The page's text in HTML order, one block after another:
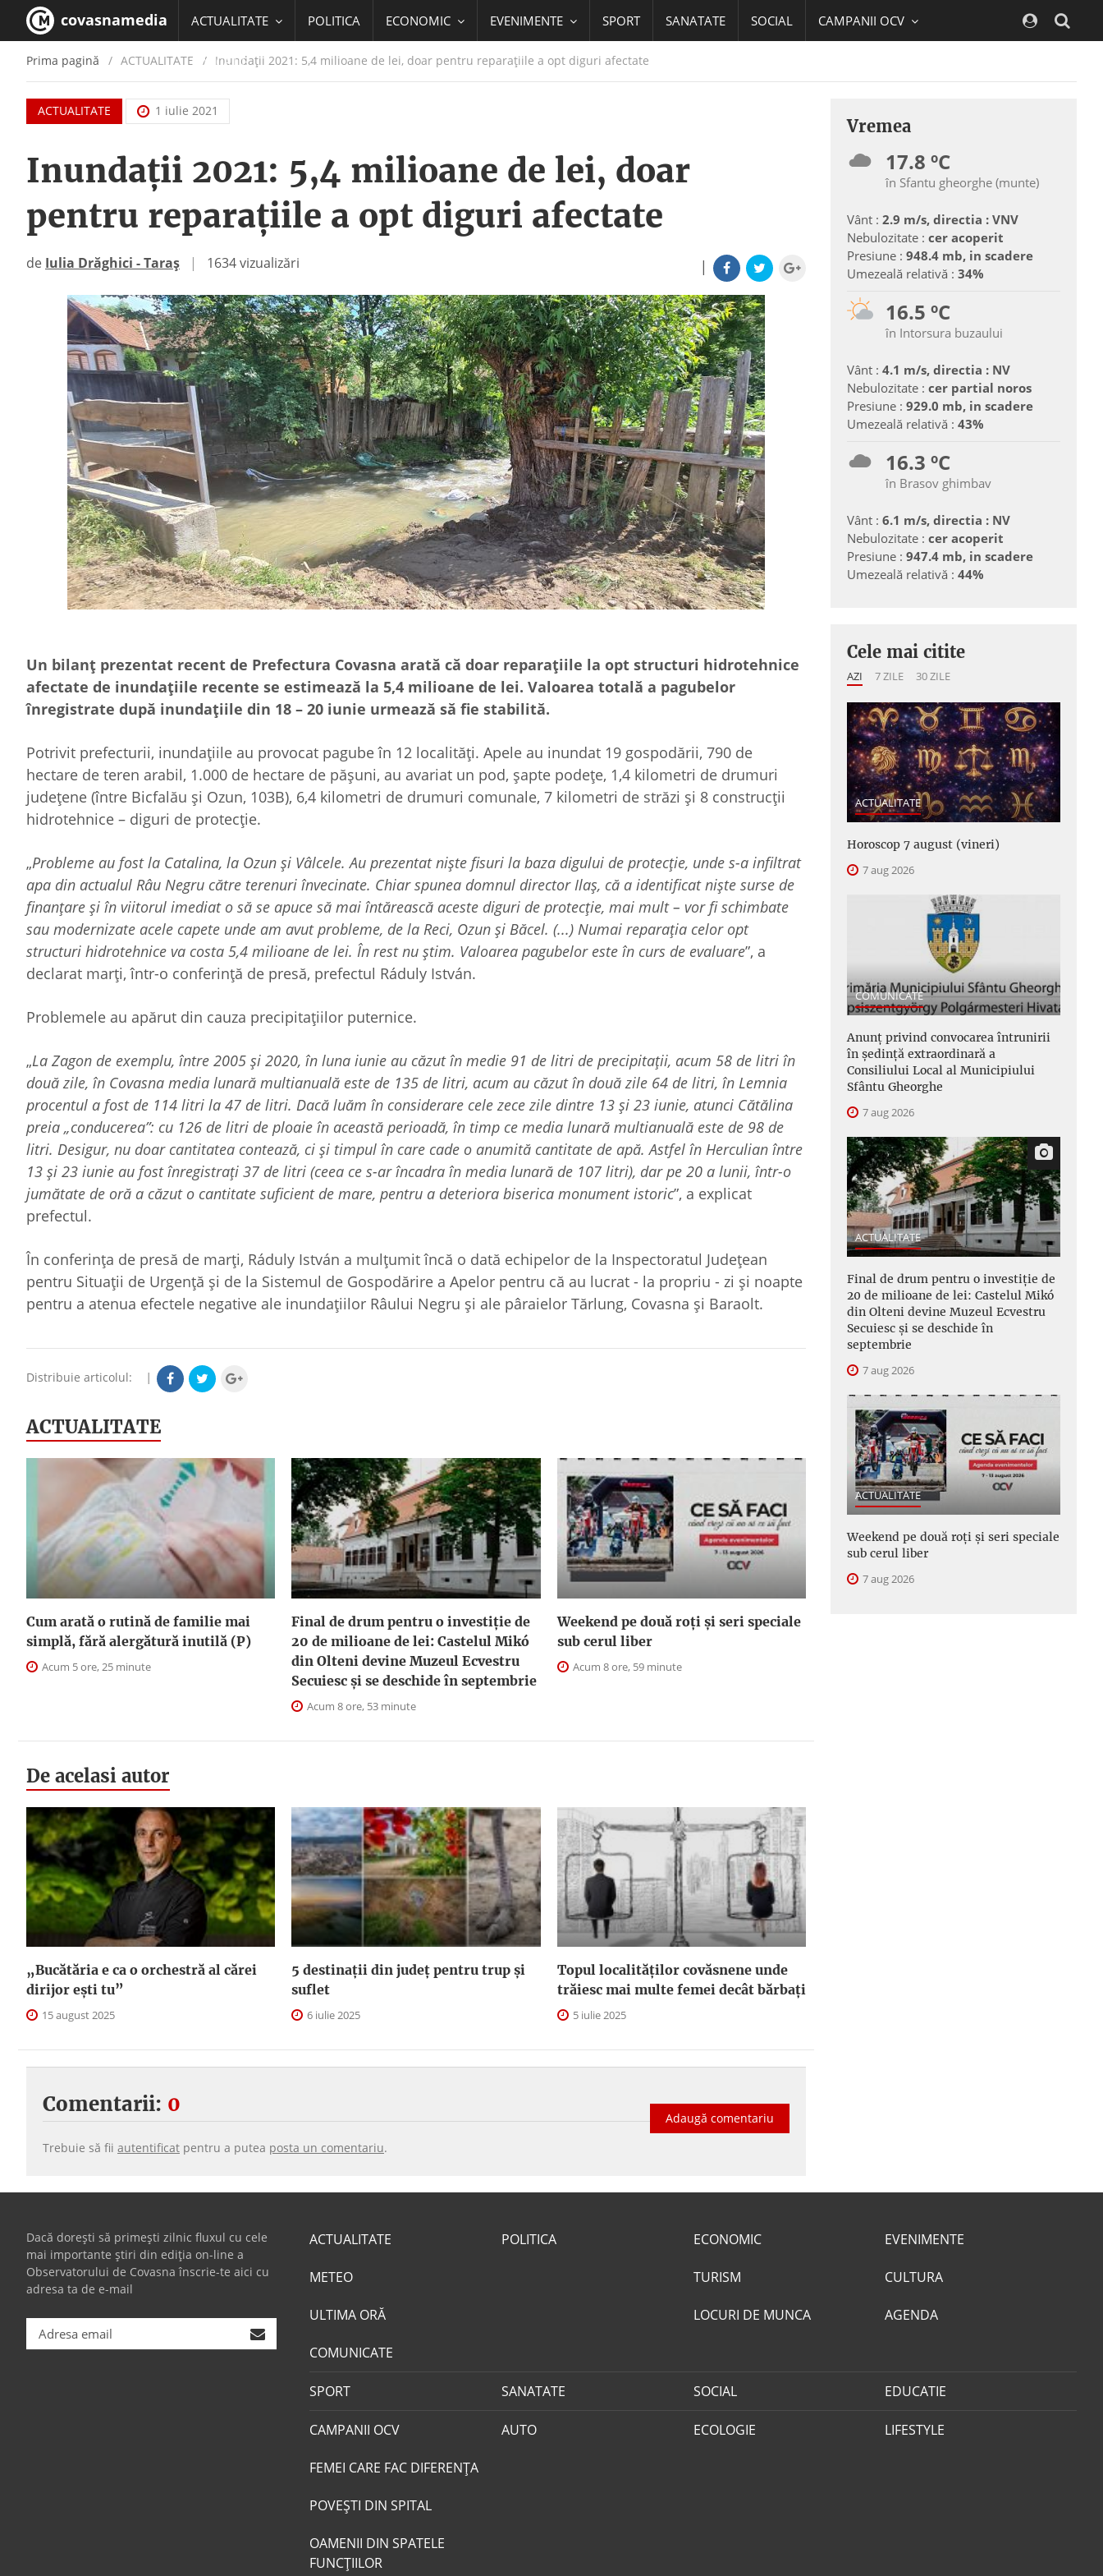
covasnamedia ACTUALITATE POLITICA ECONOMIC EVENIMENTE SPORT SANATATE SOCIAL CAMPANII OCV
EDUCATIE
Prima pagină ACTUALITATE / Inundații 2021: 5,4 milioane de lei, doar pentru reparațiile a opt diguri afectate
ACTUALITATE 1 iulie 2021
Inundații 2021: 5,4 milioane de lei, doar
pentru reparațiile a opt diguri afectate
|
de Iulia Drăghici - Taraș | 1634 vizualizări
Un bilanț prezentat recent de Prefectura Covasna arată că doar reparațiile la opt structuri hidrotehnice
afectate de inundațiile recente se estimează la 5,4 milioane de lei. Valoarea totală a pagubelor
înregistrate după inundațiile din 18 – 20 iunie urmează să fie stabilită.
Potrivit prefecturii, inundațiile au provocat pagube în 12 localități. Apele au inundat 19 gospodării, 790 de
hectare de teren arabil, 1.000 de hectare de pășuni, au avariat un pod, șapte podețe, 1,4 kilometri de drumuri
județene (între Bicfalău și Ozun, 103B), 6,4 kilometri de drumuri comunale, 7 kilometri de străzi și 8 construcții
hidrotehnice – diguri de protecție.
„Probleme au fost la Catalina, la Ozun și Vâlcele. Au prezentat niște fisuri la baza digului de protecție, unde s-a infiltrat
apa din actualul Râu Negru către terenuri învecinate. Chiar spunea domnul director Ilaș, că a identificat niște surse de
finanțare și în viitorul imediat o să se apuce să mai întărească aceste diguri de protecție, mai mult – vor fi schimbate
sau modernizate acele capete unde am avut probleme, de la Reci, Ozun și Băcel. (...) Numai reparația celor opt
structuri hidrotehnice va costa 5,4 milioane de lei. În rest nu știm. Valoarea pagubelor este în curs de evaluare”, a
declarat marți, într-o conferință de presă, prefectul Ráduly István.
Problemele au apărut din cauza precipitațiilor puternice.
„La Zagon de exemplu, între 2005 și 2020, în luna iunie au căzut în medie 91 de litri de precipitații, acum 58 de litri în
două zile, în Covasna media lunară multianuală este de 135 de litri, acum au căzut în două zile 64 de litri, în Lemnia
procentul a fost de 114 litri la 47 de litri. Dacă luăm în considerare cele zece zile dintre 13 și 23 iunie, atunci Cătălina
preia „conducerea”: cu 126 de litri de ploaie în această perioadă, în timp ce media lunară multianuală este de 98 de
litri. Desigur, nu doar cantitatea contează, ci și timpul în care cade o anumită cantitate de apă. Astfel în Herculian între
13 și 23 iunie au fost înregistrați 37 de litri (ceea ce s-ar încadra în media lunară de 107 litri), dar pe 20 a lunii, într-o
jumătate de oră a căzut o cantitate suficient de mare, pentru a deteriora biserica monument istoric”, a explicat
prefectul.
În conferința de presă de marți, Ráduly István a mulțumit încă o dată echipelor de la Inspectoratul Județean
pentru Situații de Urgență și de la Sistemul de Gospodărire a Apelor pentru că au lucrat - la propriu - zi și noapte
pentru a atenua efectele negative ale inundațiilor Râului Negru și ale pâraielor Tărlung, Covasna și Baraolt.
Distribuie articolul: |
ACTUALITATE
Cum arată o rutină de familie mai
simplă, fără alergătură inutilă (P)
Acum 5 ore, 25 minute
Final de drum pentru o investiție de
20 de milioane de lei: Castelul Mikó
din Olteni devine Muzeul Ecvestru
Secuiesc și se deschide în septembrie
Acum 8 ore, 53 minute
Weekend pe două roți și seri speciale
sub cerul liber
Acum 8 ore, 59 minute
De acelasi autor
„Bucătăria e ca o orchestră al cărei
dirijor ești tu”
15 august 2025
5 destinații din județ pentru trup și
suflet
6 iulie 2025
Topul localităților covăsnene unde
trăiesc mai multe femei decât bărbați
5 iulie 2025
Comentarii: 0
Adaugă comentariu
Trebuie să fii autentificat pentru a putea posta un comentariu.
Vremea
17.8 ºC
în Sfantu gheorghe (munte)
Vânt : 2.9 m/s, directia : VNV
Nebulozitate : cer acoperit
Presiune : 948.4 mb, in scadere
Umezeală relativă : 34%
16.5 ºC
în Intorsura buzaului
Vânt : 4.1 m/s, directia : NV
Nebulozitate : cer partial noros
Presiune : 929.0 mb, in scadere
Umezeală relativă : 43%
16.3 ºC
în Brasov ghimbav
Vânt : 6.1 m/s, directia : NV
Nebulozitate : cer acoperit
Presiune : 947.4 mb, in scadere
Umezeală relativă : 44%
Cele mai citite
AZI 7 ZILE 30 ZILE
ACTUALITATE
Horoscop 7 august (vineri)
7 aug 2026
COMUNICATE
Anunţ privind convocarea întrunirii
în şedinţă extraordinară a
Consiliului Local al Municipiului
Sfântu Gheorghe
7 aug 2026
ACTUALITATE
Final de drum pentru o investiție de
20 de milioane de lei: Castelul Mikó
din Olteni devine Muzeul Ecvestru
Secuiesc și se deschide în
septembrie
7 aug 2026
ACTUALITATE
Weekend pe două roți și seri speciale
sub cerul liber
7 aug 2026
Dacă dorești să primești zilnic fluxul cu cele
mai importante știri din ediția on-line a
Observatorului de Covasna înscrie-te aici cu
adresa ta de e-mail
ACTUALITATE
METEO
ULTIMA ORĂ
COMUNICATE
POLITICA ECONOMIC
TURISM
LOCURI DE MUNCA
EVENIMENTE
CULTURA
AGENDA
SPORT SANATATE SOCIAL EDUCATIE
CAMPANII OCV
FEMEI CARE FAC DIFERENȚA
POVEŞTI DIN SPITAL
OAMENII DIN SPATELE
FUNCŢIILOR
AUTO ECOLOGIE LIFESTYLE